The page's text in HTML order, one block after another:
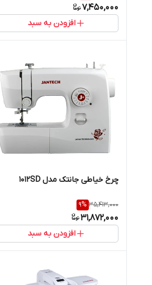
7,450,000
افزودن به سبد
چرخ خیاطی جانتک مدل 1012SD
35,413,000
9%
31,872,000
افزودن به سبد